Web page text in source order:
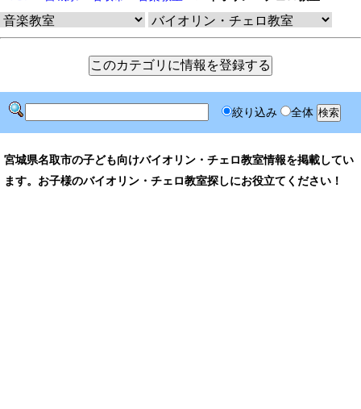
絞り込み 全体
宮城県名取市の子ども向けバイオリン・チェロ教室情報を掲載してい
ます。お子様のバイオリン・チェロ教室探しにお役立てください！